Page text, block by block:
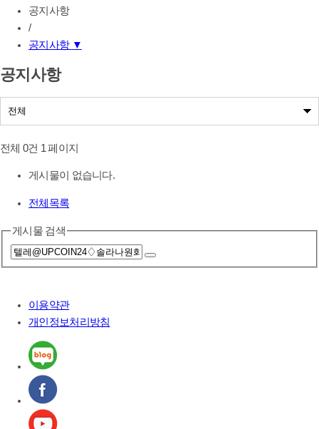
공지사항
/
공지사항 ▼
나눔사업공지
공지사항
전체 0건 1 페이지
게시물이 없습니다.
전체목록
게시물 검색
이용약관
개인정보처리방침